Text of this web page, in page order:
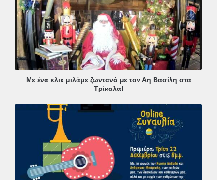
Με ένα κλικ μιλάμε ζωντανά με τον Αη Βασίλη στα
Τρίκαλα!